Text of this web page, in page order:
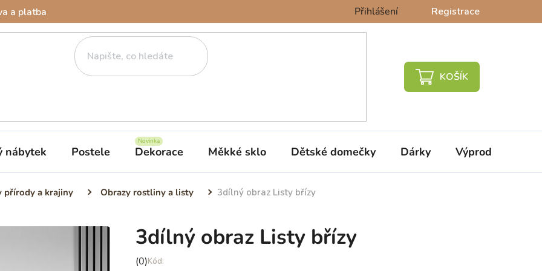
a platba Přihlášení Registrace
NÁKUPNÍ
nábytek Postele Dekorace Měkké sklo Dětské domečky Dárky Výprodej %
přírody a krajiny Obrazy rostliny a listy 3dílný obraz Listy břízy
3dílný obraz Listy břízy
Průměrné
(0)